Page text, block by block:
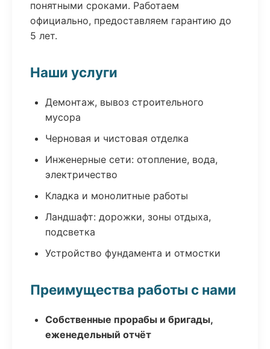
понятными сроками. Работаем
официально, предоставляем гарантию до
5 лет.
Наши услуги
Демонтаж, вывоз строительного
мусора
Черновая и чистовая отделка
Инженерные сети: отопление, вода,
электричество
Кладка и монолитные работы
Ландшафт: дорожки, зоны отдыха,
подсветка
Устройство фундамента и отмостки
Преимущества работы с нами
Собственные прорабы и бригады,
еженедельный отчёт